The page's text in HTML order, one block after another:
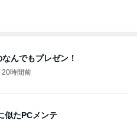
んでもプレゼン！
20時間前
似たPCメンテ